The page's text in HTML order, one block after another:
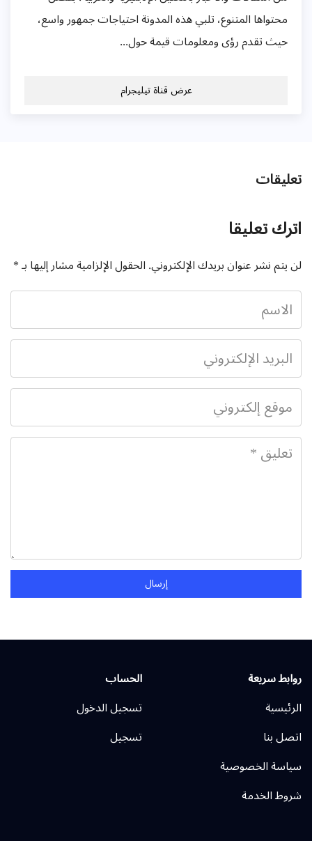
محتواها المتنوع، تلبي هذه المدونة احتياجات جمهور واسع،
حيث تقدم رؤى ومعلومات قيمة حول...
عرض قناة تيليجرام
تعليقات
اترك تعليقا
لن يتم نشر عنوان بريدك الإلكتروني.الحقول الإلزامية مشار إليها بـ*
إرسال
روابط سريعة
الرئيسية
اتصل بنا
سياسة الخصوصية
شروط الخدمة
الحساب
تسجيل الدخول
تسجيل